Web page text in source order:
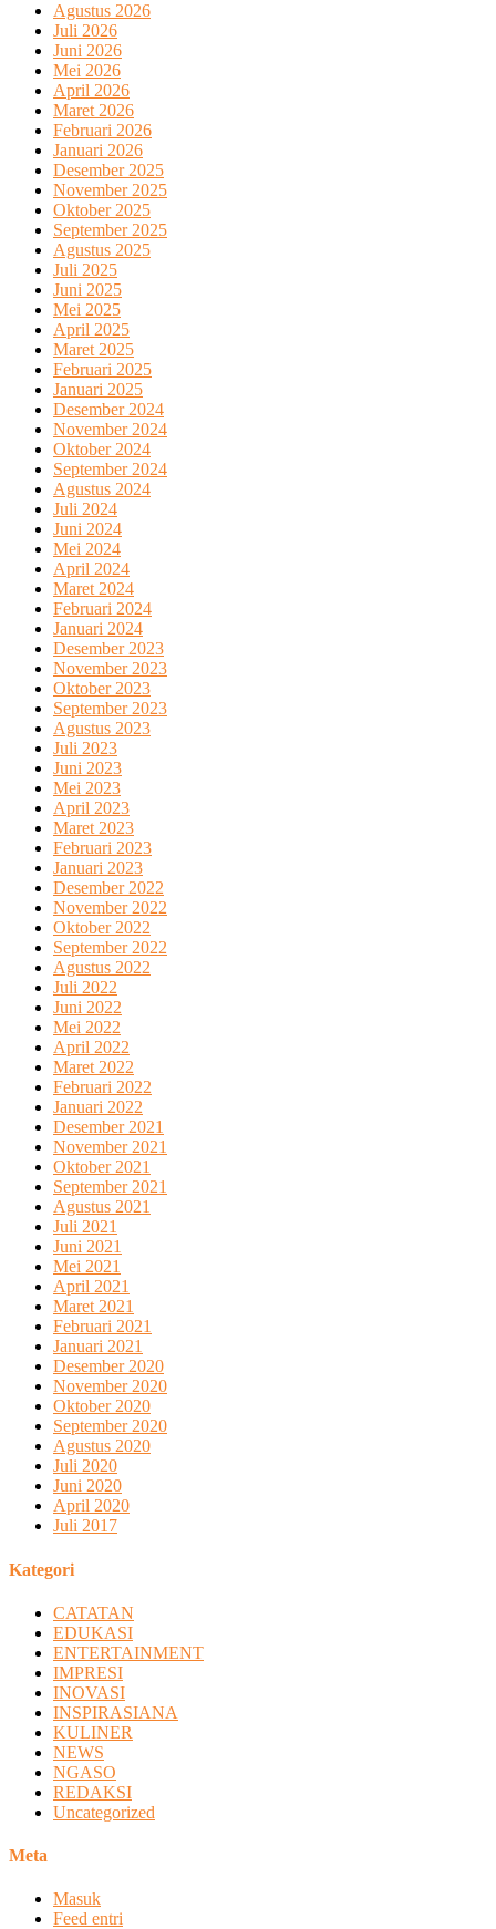
Agustus 2026
Juli 2026
Juni 2026
Mei 2026
April 2026
Maret 2026
Februari 2026
Januari 2026
Desember 2025
November 2025
Oktober 2025
September 2025
Agustus 2025
Juli 2025
Juni 2025
Mei 2025
April 2025
Maret 2025
Februari 2025
Januari 2025
Desember 2024
November 2024
Oktober 2024
September 2024
Agustus 2024
Juli 2024
Juni 2024
Mei 2024
April 2024
Maret 2024
Februari 2024
Januari 2024
Desember 2023
November 2023
Oktober 2023
September 2023
Agustus 2023
Juli 2023
Juni 2023
Mei 2023
April 2023
Maret 2023
Februari 2023
Januari 2023
Desember 2022
November 2022
Oktober 2022
September 2022
Agustus 2022
Juli 2022
Juni 2022
Mei 2022
April 2022
Maret 2022
Februari 2022
Januari 2022
Desember 2021
November 2021
Oktober 2021
September 2021
Agustus 2021
Juli 2021
Juni 2021
Mei 2021
April 2021
Maret 2021
Februari 2021
Januari 2021
Desember 2020
November 2020
Oktober 2020
September 2020
Agustus 2020
Juli 2020
Juni 2020
April 2020
Juli 2017
Kategori
CATATAN
EDUKASI
ENTERTAINMENT
IMPRESI
INOVASI
INSPIRASIANA
KULINER
NEWS
NGASO
REDAKSI
Uncategorized
Meta
Masuk
Feed entri